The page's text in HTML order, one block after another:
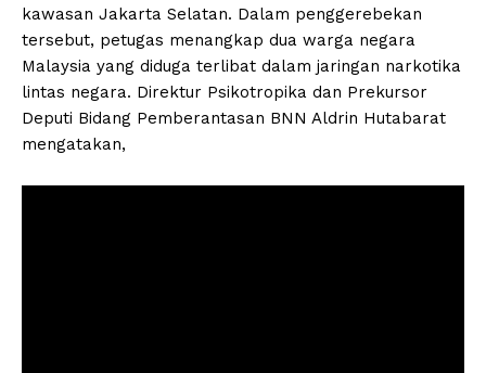
kawasan Jakarta Selatan. Dalam penggerebekan
tersebut, petugas menangkap dua warga negara
Malaysia yang diduga terlibat dalam jaringan narkotika
lintas negara. Direktur Psikotropika dan Prekursor
Deputi Bidang Pemberantasan BNN Aldrin Hutabarat
mengatakan,